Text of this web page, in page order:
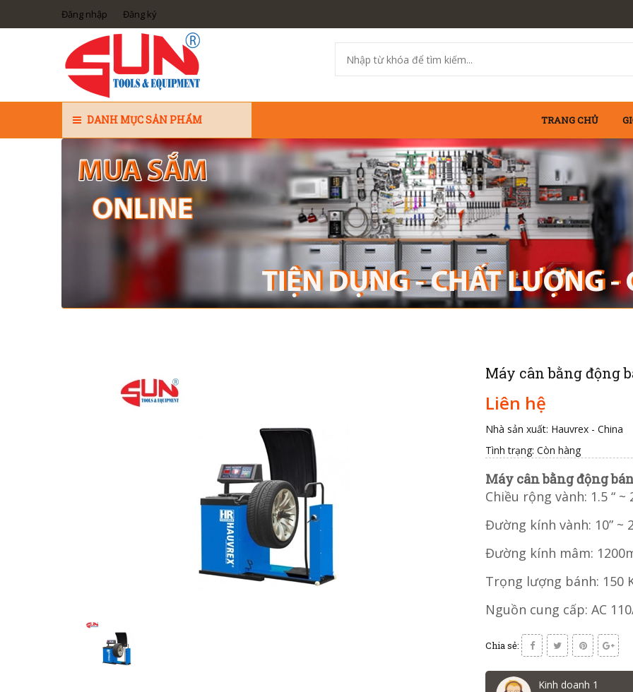
Đăng nhập Đăng ký
DANH MỤC SẢN PHẨM TRANG CHỦ
Máy cân bằng động
Liên hệ
Nhà sản xuất: Hauvrex - China
Tình trạng: Còn hàng
Máy cân bằng động
Chiều rộng vành: 1.5 “ ~
Đường kính vành: 10” ~
Đường kính mâm:
Trọng lượng bánh: 150
Nguồn cung cấp: AC
Chia sẻ:
Kinh doanh 1